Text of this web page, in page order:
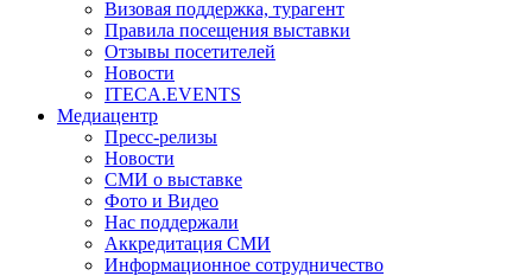
Визовая поддержка, турагент
Правила посещения выставки
Отзывы посетителей
Новости
ITECA.EVENTS
Медиацентр
Пресс-релизы
Новости
СМИ о выставке
Фото и Видео
Нас поддержали
Аккредитация СМИ
Информационное сотрудничество